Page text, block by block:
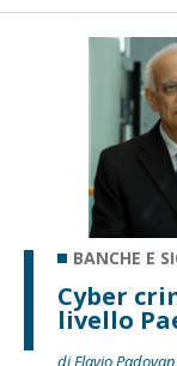
BANCHE E
Cyber
livello
di Flavio